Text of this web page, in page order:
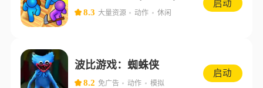
8.3 大量资源 动作 休闲
启动
波比游戏：蜘蛛侠
8.2 免广告 动作 模拟
启动